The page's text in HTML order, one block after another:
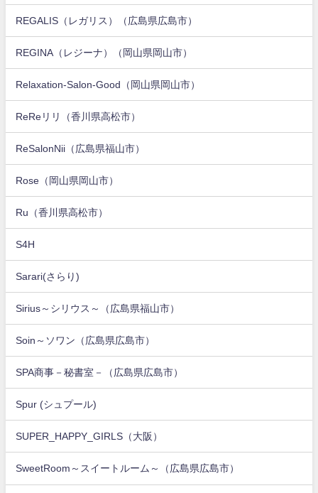
REGALIS（レガリス）（広島県広島市）
REGINA（レジーナ）（岡山県岡山市）
Relaxation-Salon-Good（岡山県岡山市）
ReReリリ（香川県高松市）
ReSalonNii（広島県福山市）
Rose（岡山県岡山市）
Ru（香川県高松市）
S4H
Sarari(さらり)
Sirius～シリウス～（広島県福山市）
Soin～ソワン（広島県広島市）
SPA商事－秘書室－（広島県広島市）
Spur (シュプール)
SUPER_HAPPY_GIRLS（大阪）
SweetRoom～スイートルーム～（広島県広島市）